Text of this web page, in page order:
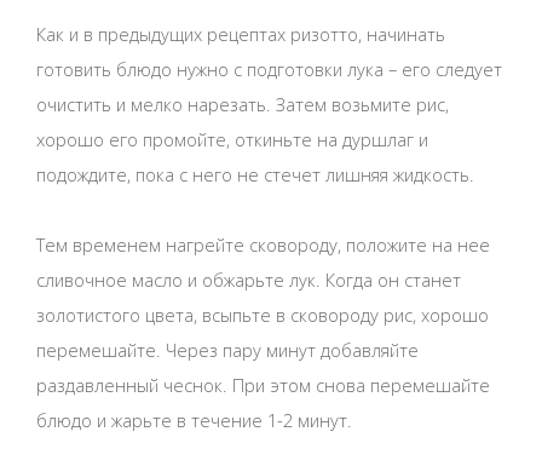
Как и в предыдущих рецептах ризотто, начинать
готовить блюдо нужно с подготовки лука – его следует
очистить и мелко нарезать. Затем возьмите рис,
хорошо его промойте, откиньте на дуршлаг и
подождите, пока с него не стечет лишняя жидкость.
Тем временем нагрейте сковороду, положите на нее
сливочное масло и обжарьте лук. Когда он станет
золотистого цвета, всыпьте в сковороду рис, хорошо
перемешайте. Через пару минут добавляйте
раздавленный чеснок. При этом снова перемешайте
блюдо и жарьте в течение 1-2 минут.